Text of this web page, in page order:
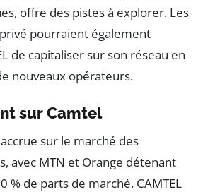
offre des pistes à explorer. Les
pourraient également
de capitaliser sur son réseau en
nouveaux opérateurs.
sur Camtel
sur le marché des
avec MTN et Orange détenant
% de parts de marché. CAMTEL